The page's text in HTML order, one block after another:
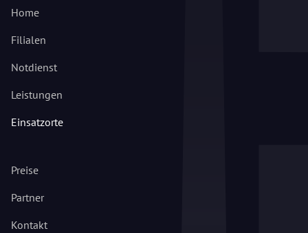
Home
Filialen
Notdienst
Leistungen
Einsatzorte
Preise
Partner
Kontakt